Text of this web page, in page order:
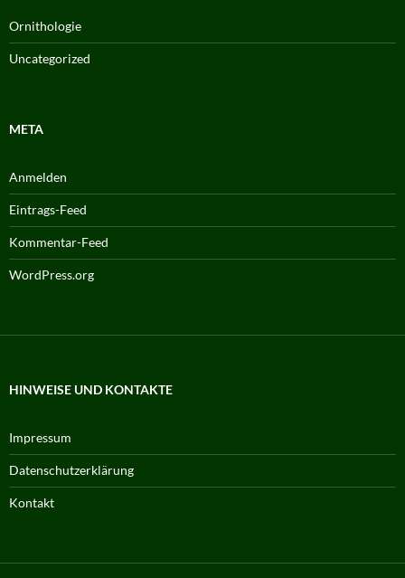
Ornithologie
Uncategorized
META
Anmelden
Eintrags-Feed
Kommentar-Feed
WordPress.org
HINWEISE UND KONTAKTE
Impressum
Datenschutzerklärung
Kontakt